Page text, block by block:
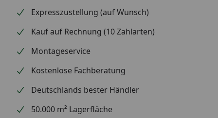
Expresszustellung (auf Wunsch)
Kauf auf Rechnung (10 Zahlarten)
Montageservice
Kostenlose Fachberatung
Deutschlands bester Händler
50.000 m² Lagerfläche